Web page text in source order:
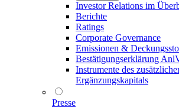
Investor Relations im
Berichte
Ratings
Corporate Governance
Emissionen &
Bestätigungserklärung
Instrumente des
Ergänzungskapitals
Presse